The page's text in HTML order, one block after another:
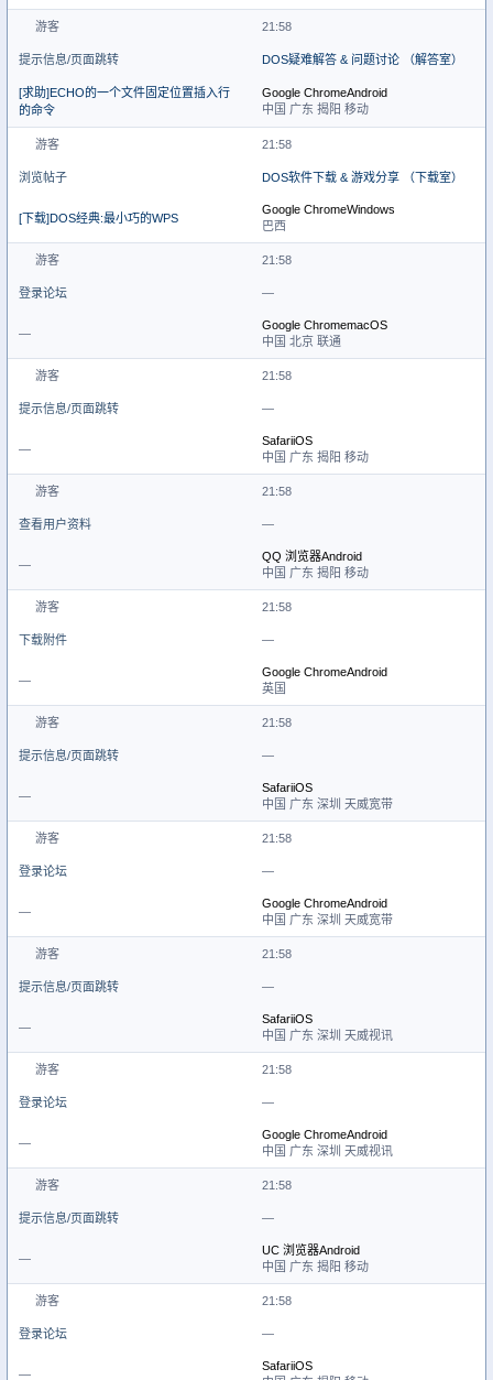
游客 21:58
提示信息/页面跳转 DOS疑难解答 & 问题讨论 （解答室）
[求助]ECHO的一个文件固定位置插入行
的命令
Google ChromeAndroid
中国 广东 揭阳 移动
游客 21:58
浏览帖子 DOS软件下载 & 游戏分享 （下载室）
[下载]DOS经典:最小巧的WPS
Google ChromeWindows
巴西
游客 21:58
登录论坛 —
—
Google ChromemacOS
中国 北京 联通
游客 21:58
提示信息/页面跳转 —
—
SafariiOS
中国 广东 揭阳 移动
游客 21:58
查看用户资料 —
—
QQ 浏览器Android
中国 广东 揭阳 移动
游客 21:58
下载附件 —
—
Google ChromeAndroid
英国
游客 21:58
提示信息/页面跳转 —
—
SafariiOS
中国 广东 深圳 天威宽带
游客 21:58
登录论坛 —
—
Google ChromeAndroid
中国 广东 深圳 天威宽带
游客 21:58
提示信息/页面跳转 —
—
SafariiOS
中国 广东 深圳 天威视讯
游客 21:58
登录论坛 —
—
Google ChromeAndroid
中国 广东 深圳 天威视讯
游客 21:58
提示信息/页面跳转 —
—
UC 浏览器Android
中国 广东 揭阳 移动
游客 21:58
登录论坛 —
—
SafariiOS